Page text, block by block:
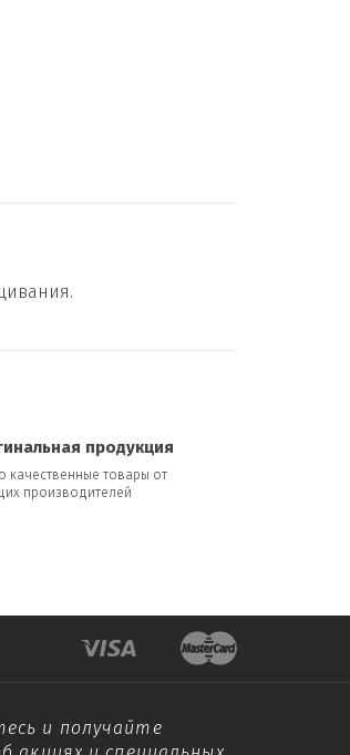
продукция
качественные товары от
производителей
и получайте